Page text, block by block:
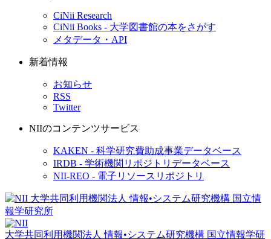
CiNii Research
CiNii Books - 大学図書館の本をさがす
メタデータ・API
新着情報
お知らせ
RSS
Twitter
NIIのコンテンツサービス
KAKEN - 科学研究費助成事業データベース
IRDB - 学術機関リポジトリデータベース
NII-REO - 電子リソースリポジトリ
大学共同利用機関法人 情報•システム研究機構 国立情報学研